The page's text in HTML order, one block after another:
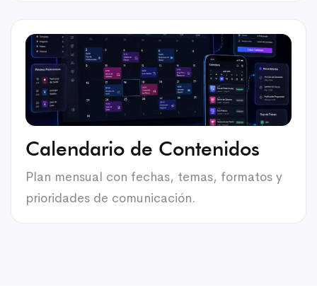
Calendario de Contenidos
Plan mensual con fechas, temas, formatos y
prioridades de comunicación.